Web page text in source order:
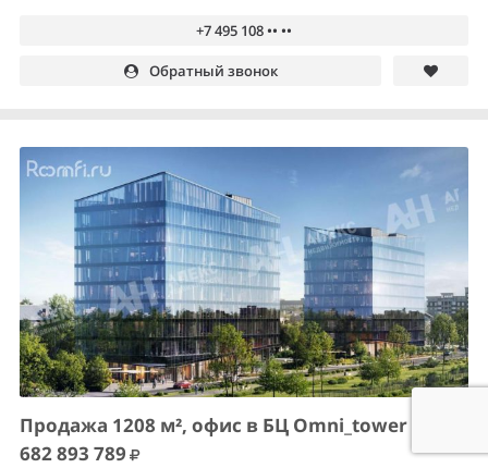
+7 495 108 •• ••
Обратный звонок
Продажа 1208 м², офис в БЦ Omni_tower
682 893 789